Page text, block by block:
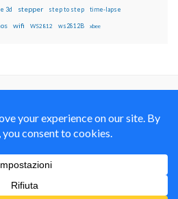
3d stepper step to step time-lapse
wifi WS2812 ws2812B xbee
Attribution Non commercial Share
Domotica Robotica Arduino Corsi